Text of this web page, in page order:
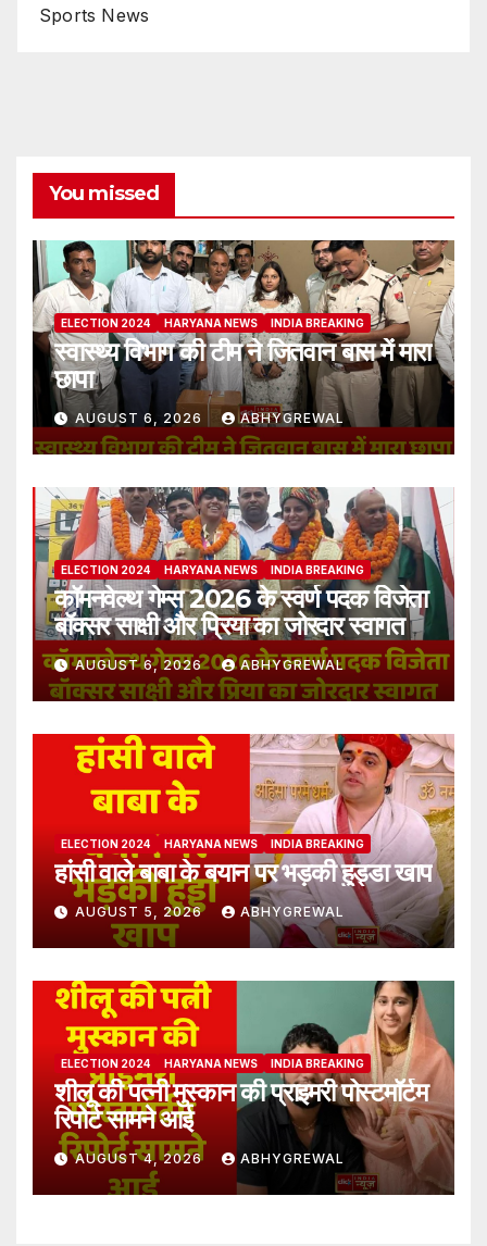
Sports News
You missed
ELECTION 2024 HARYANA NEWS INDIA BREAKING
स्वास्थ्य विभाग की टीम ने जितवान बास में मारा
छापा
AUGUST 6, 2026 ABHYGREWAL
ELECTION 2024 HARYANA NEWS INDIA BREAKING
कॉमनवेल्थ गेम्स 2026 के स्वर्ण पदक विजेता
बॉक्सर साक्षी और प्रिया का जोरदार स्वागत
AUGUST 6, 2026 ABHYGREWAL
ELECTION 2024 HARYANA NEWS INDIA BREAKING
हांसी वाले बाबा के बयान पर भड़की हुड्डा खाप
AUGUST 5, 2026 ABHYGREWAL
ELECTION 2024 HARYANA NEWS INDIA BREAKING
शीलू की पत्नी मुस्कान की प्राइमरी पोस्टमॉर्टम
रिपोर्ट सामने आई
AUGUST 4, 2026 ABHYGREWAL